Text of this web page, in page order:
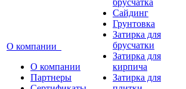
О компании
О компании
Партнеры
брусчатка
Сайдинг
Грунтовка
Затирка для
брусчатки
Затирка для
кирпича
Затирка для